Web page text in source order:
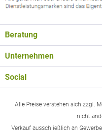
Beratung
Unternehmen
Social
Alle Preise verstehen sich zzgl.
nicht
Verkauf ausschließlich an